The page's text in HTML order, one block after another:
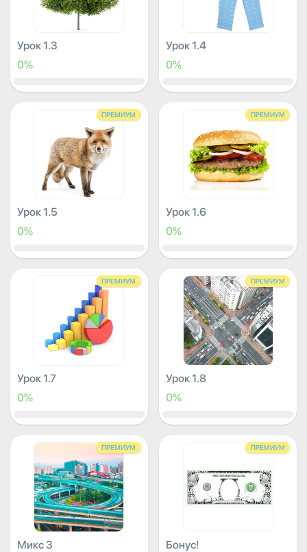
Урок 1.3
0%
Урок 1.4
0%
ПРЕМИУМ
Урок 1.5
0%
ПРЕМИУМ
Урок 1.6
0%
ПРЕМИУМ
Урок 1.7
0%
ПРЕМИУМ
Урок 1.8
0%
ПРЕМИУМ
Микс 3
ПРЕМИУМ
Бонус!